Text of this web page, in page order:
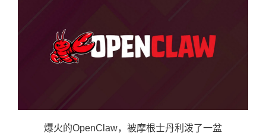
爆火的OpenClaw，被摩根士丹利泼了一盆